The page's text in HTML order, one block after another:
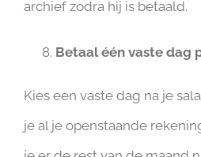
archief zodra hij is betaald.
Betaal één vaste dag
Kies een vaste dag na je
je al je openstaande